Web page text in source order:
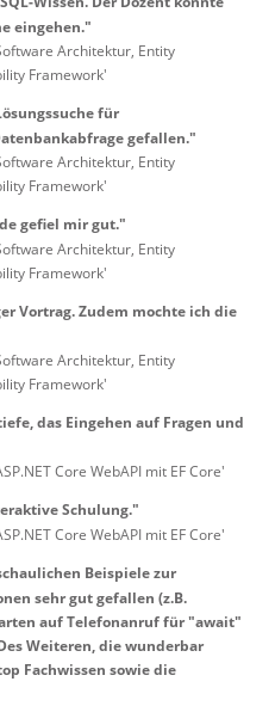
eingehen."
Architektur, Entity
Framework'
für
gefallen."
Architektur, Entity
Framework'
gefiel mir gut."
Architektur, Entity
Framework'
Vortrag. Zudem mochte ich die
Architektur, Entity
Framework'
das Eingehen auf Fragen und
Core WebAPI mit EF Core'
Schulung."
Core WebAPI mit EF Core'
Beispiele zur
sehr gut gefallen (z.B.
auf Telefonanruf für "await"
Weiteren, die wunderbar
Fachwissen sowie die